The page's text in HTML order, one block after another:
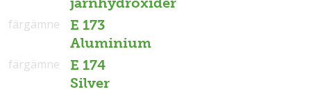
E 173
Aluminium
färgämne
E 174
Silver
färgämne